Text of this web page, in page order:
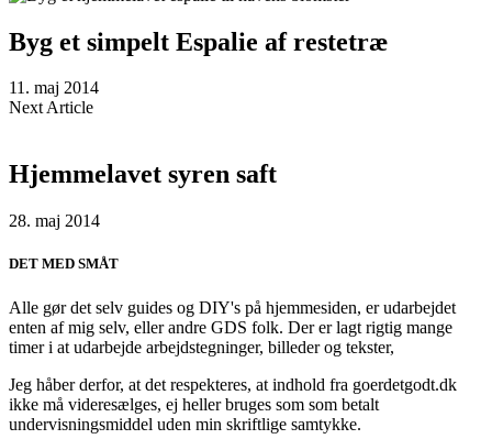
Byg et simpelt Espalie af restetræ
11. maj 2014
Next Article
Hjemmelavet syren saft
28. maj 2014
DET MED SMÅT
Alle gør det selv guides og DIY's på hjemmesiden, er udarbejdet
enten af mig selv, eller andre GDS folk. Der er lagt rigtig mange
timer i at udarbejde arbejdstegninger, billeder og tekster,
Jeg håber derfor, at det respekteres, at indhold fra goerdetgodt.dk
ikke må videresælges, ej heller bruges som som betalt
undervisningsmiddel uden min skriftlige samtykke.